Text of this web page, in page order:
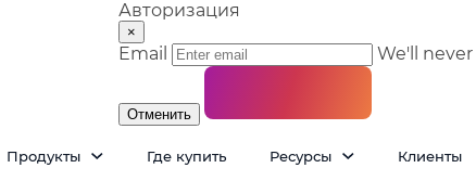
Авторизация
×
Email We'll
Отменить
Продукты Где купить Ресурсы Клиенты